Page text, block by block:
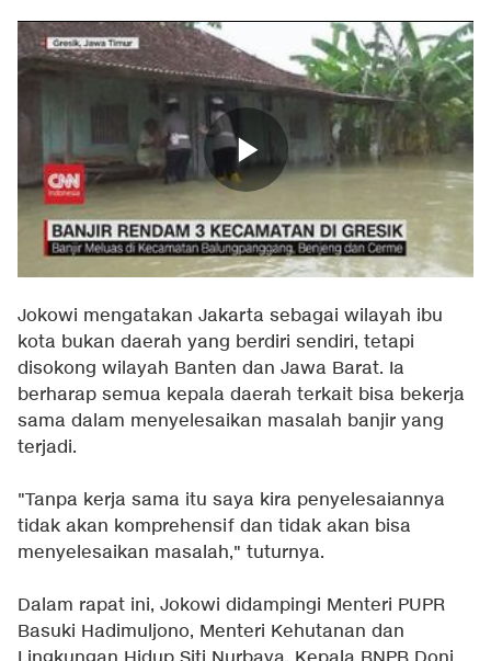
Jokowi mengatakan Jakarta sebagai wilayah ibu
kota bukan daerah yang berdiri sendiri, tetapi
disokong wilayah Banten dan Jawa Barat. Ia
berharap semua kepala daerah terkait bisa bekerja
sama dalam menyelesaikan masalah banjir yang
terjadi.
"Tanpa kerja sama itu saya kira penyelesaiannya
tidak akan komprehensif dan tidak akan bisa
menyelesaikan masalah," tuturnya.
Dalam rapat ini, Jokowi didampingi Menteri PUPR
Basuki Hadimuljono, Menteri Kehutanan dan